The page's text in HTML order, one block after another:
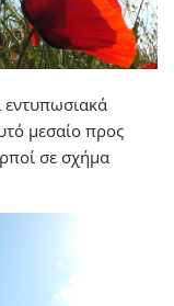
εντυπωσιακά
μεσαίο προς
σε σχήμα